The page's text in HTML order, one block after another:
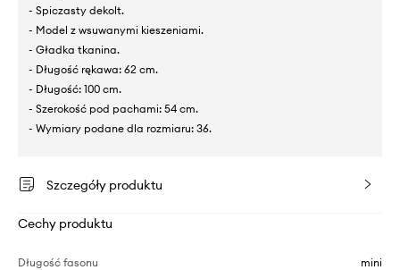
- Spiczasty dekolt.
- Model z wsuwanymi kieszeniami.
- Gładka tkanina.
- Długość rękawa: 62 cm.
- Długość: 100 cm.
- Szerokość pod pachami: 54 cm.
- Wymiary podane dla rozmiaru: 36.
Szczegóły produktu
Cechy produktu
Długość fasonu mini